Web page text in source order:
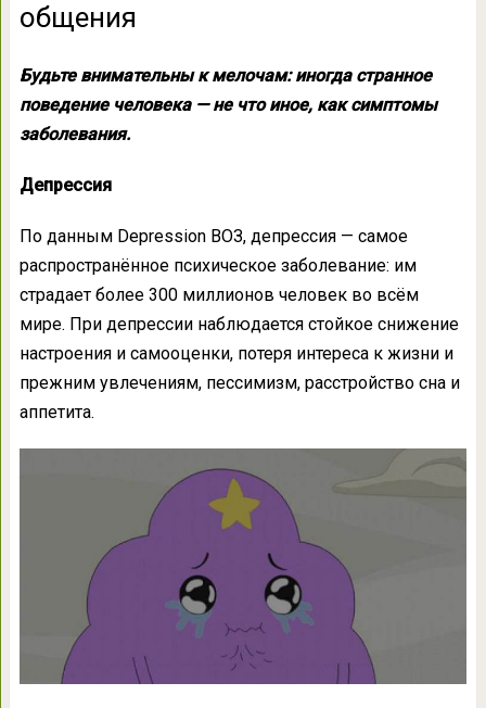
общения
Будьте внимательны к мелочам: иногда странное
поведение человека — не что иное, как симптомы
заболевания.
Депрессия
По данным Depression ВОЗ, депрессия — самое
распространённое психическое заболевание: им
страдает более 300 миллионов человек во всём
мире. При депрессии наблюдается стойкое снижение
настроения и самооценки, потеря интереса к жизни и
прежним увлечениям, пессимизм, расстройство сна и
аппетита.